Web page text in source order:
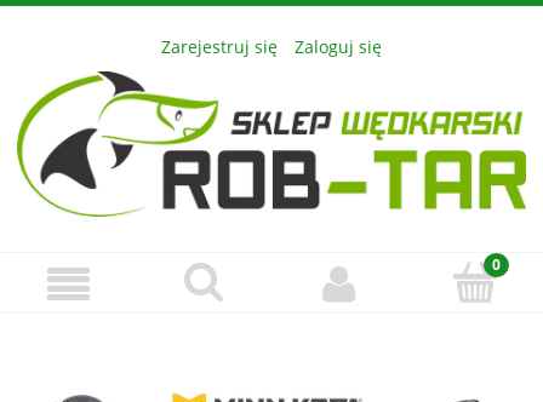
Zarejestruj się Zaloguj się